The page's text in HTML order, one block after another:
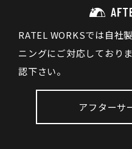
RATEL WORKSでは自社
ニングにご対応しており
認下さい。
アフターサ